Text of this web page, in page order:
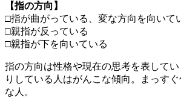
【指の方向】
□指が曲がっている、変な方向を向いて
□親指が反っている
□親指が下を向いている
指の方向は性格や現在の思考を表して
りしている人はがんこな傾向。まっす
な人。